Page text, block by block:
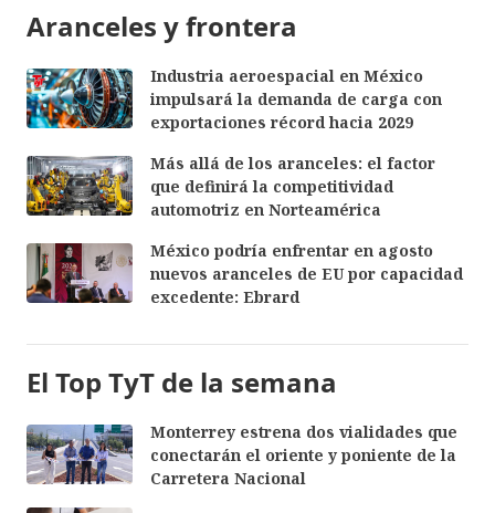
Aranceles y frontera
Industria aeroespacial en México
impulsará la demanda de carga con
exportaciones récord hacia 2029
Más allá de los aranceles: el factor
que definirá la competitividad
automotriz en Norteamérica
México podría enfrentar en agosto
nuevos aranceles de EU por capacidad
excedente: Ebrard
El Top TyT de la semana
Monterrey estrena dos vialidades que
conectarán el oriente y poniente de la
Carretera Nacional